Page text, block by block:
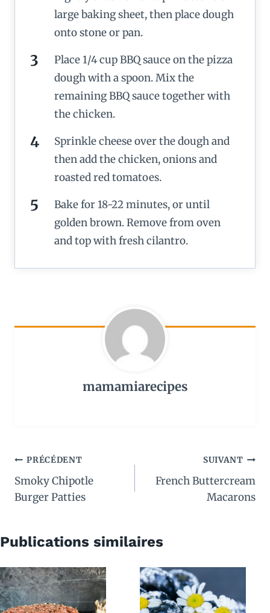
large baking sheet, then place dough
onto stone or pan.
Place 1/4 cup BBQ sauce on the pizza
dough with a spoon. Mix the
remaining BBQ sauce together with
the chicken.
Sprinkle cheese over the dough and
then add the chicken, onions and
roasted red tomatoes.
Bake for 18-22 minutes, or until
golden brown. Remove from oven
and top with fresh cilantro.
mamamiarecipes
PRÉCÉDENT
Smoky Chipotle
Burger Patties
SUIVANT
French Buttercream
Macarons
Publications similaires